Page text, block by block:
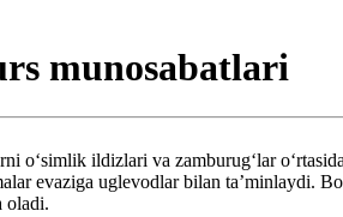
munosabatlari
oʻsimlik ildizlari va zamburugʻlar
evaziga uglevodlar bilan taʼminlaydi.
oladi.